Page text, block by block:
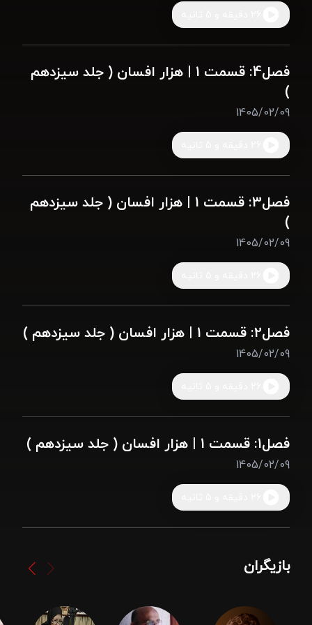
فصل4: قسمت 1 | هزار افسان ( جلد سیزدهم
)
1405/02/09
فصل3: قسمت 1 | هزار افسان ( جلد سیزدهم
)
1405/02/09
فصل2: قسمت 1 | هزار افسان ( جلد سیزدهم )
1405/02/09
فصل1: قسمت 1 | هزار افسان ( جلد سیزدهم )
1405/02/09
بازیگران